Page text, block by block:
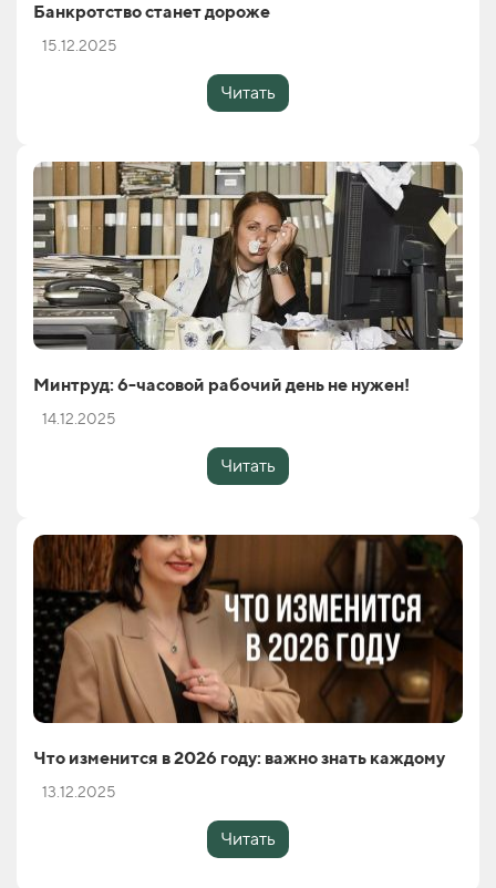
Банкротство станет дороже
15.12.2025
Читать
Минтруд: 6-часовой рабочий день не нужен!
14.12.2025
Читать
Что изменится в 2026 году: важно знать каждому
13.12.2025
Читать